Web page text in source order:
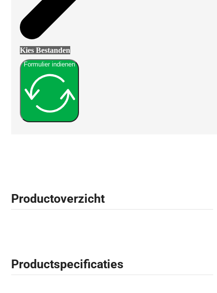
Kies Bestanden
Formulier indienen
Productoverzicht
Productspecificaties